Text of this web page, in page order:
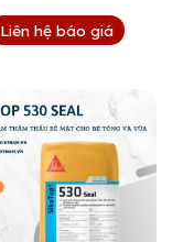
Liên hệ báo giá